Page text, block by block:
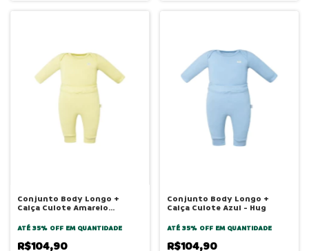
Conjunto Body Longo +
Calça Culote Amarelo
ATÉ 35% OFF EM QUANTIDADE
R$104,90
Conjunto Body Longo +
Calça Culote Azul - Hug
ATÉ 35% OFF EM QUANTIDADE
R$104,90